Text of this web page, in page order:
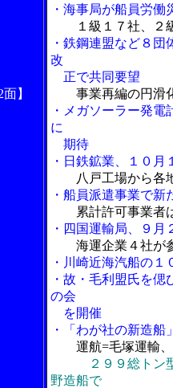
】
・海事局が船員労
１級１７社、２
・鉄鋼連盟など８
改
正で共同要望
事業再編の円滑
・メガソーラー発
に
期待
・日鉄鉱業、１０
八戸工場から各
・船員派遣事業で
累計許可事業者
・四国運輸局、９
海運企業４社が
・川崎近海汽船の１
・故・毛利盟氏を
の会
を開催
・「わが社の新造船」
運航=毛塚運輸
２９９総トン
野造船で